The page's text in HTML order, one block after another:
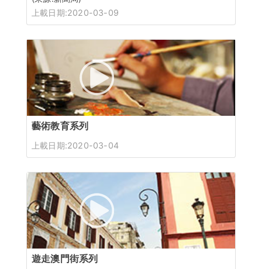
上載日期:2020-03-09
藝術教育系列
上載日期:2020-03-04
遊走澳門街系列